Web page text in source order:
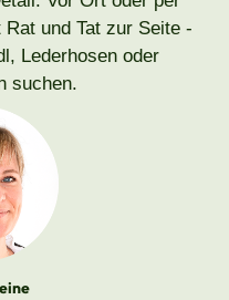
und Tat zur Seite -
Lederhosen oder
suchen.